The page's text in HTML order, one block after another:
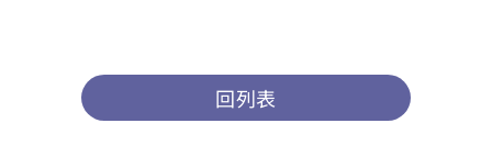
回列表